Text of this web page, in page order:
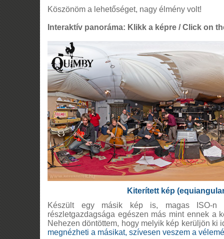
Köszönöm a lehetőséget, nagy élmény volt!
Interaktív panoráma: Klikk a képre / Click on
Kiterített kép
Készült egy másik kép is, magas ISO-
részletgazdagsága egészen más mint ennek a
Nehezen döntöttem, hogy melyik kép kerüljön ki
megnézheti a másikat, szívesen veszem a